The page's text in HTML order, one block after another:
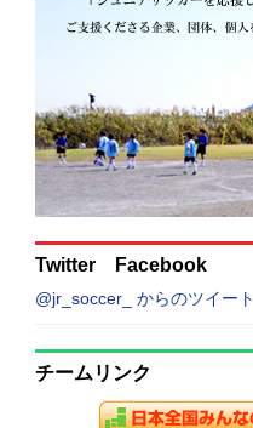
Twitter Facebook
@jr_soccer_ からのツイート
チームリンク